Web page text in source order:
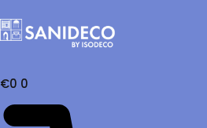
€0 0